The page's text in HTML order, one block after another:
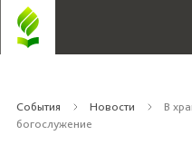
События Новости
В
богослужение